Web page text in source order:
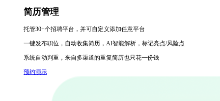
简历管理
托管30+个招聘平台，并可自定义添加任意平台
一键发布职位，自动收集简历，AI智能解析，标记亮点/风险点
系统自动判重，来自多渠道的重复简历也只花一份钱
预约演示